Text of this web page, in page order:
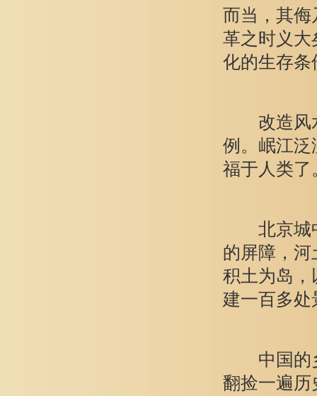
而当，其侮
革之时义大
化的生存条
改造风水
例。岷江泛
福于人类了
北京城中
的屏障，
积土为岛，
建一百多处
中国的乡
翻捡一遍历